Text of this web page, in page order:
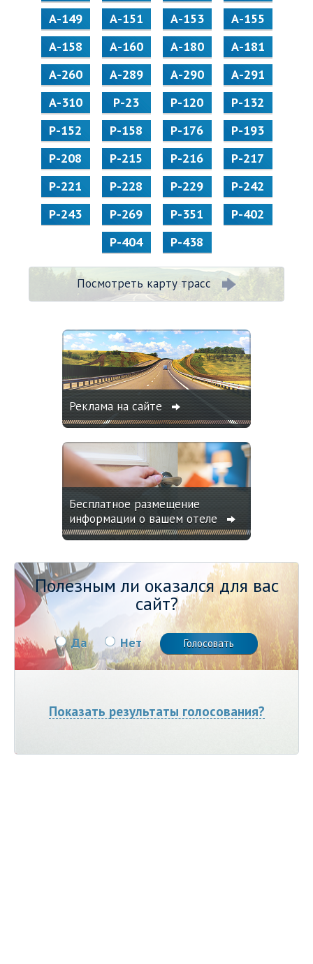
А-149
А-151 А-153
А-155
А-158
А-160 А-180
А-181
А-260
А-289 А-290
А-291
А-310
Р-23 Р-120
Р-132
Р-152
Р-158 Р-176
Р-193
Р-208
Р-215 Р-216
Р-217
Р-221
Р-228 Р-229
Р-242
Р-243
Р-269 Р-351
Р-402
Р-404
Р-438
Посмотреть карту трасс
Реклама на сайте
Бесплатное размещение
информации о вашем отеле
Полезным ли оказался для вас
сайт?
Да Нет
Показать результаты голосования?